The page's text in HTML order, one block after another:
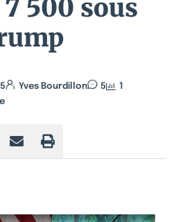
500 sous
Yves Bourdillon 5
1